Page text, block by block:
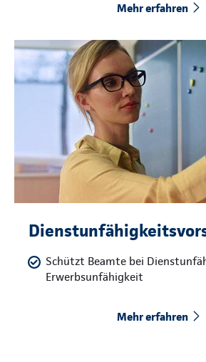
Mehr erfahren
Schützt Beamte bei
Erwerbsunfähigkeit
Mehr erfahren